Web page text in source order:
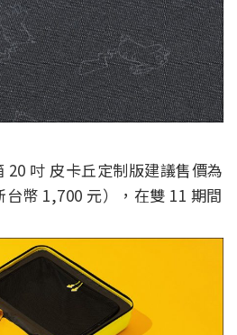
20 吋 皮卡丘定制版建議售價為
台幣 1,700 元），在雙 11 期間